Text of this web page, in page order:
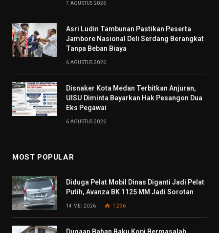
7 AGUSTUS 2026
Asri Ludin Tambunan Pastikan Peserta
Jambore Nasional Deli Serdang Berangkat
Tanpa Beban Biaya
6 AGUSTUS 2026
Disnaker Kota Medan Terbitkan Anjuran,
UISU Diminta Bayarkan Hak Pesangon Dua
Eks Pegawai
6 AGUSTUS 2026
MOST POPULAR
Diduga Pelat Mobil Dinas Diganti Jadi Pelat
Putih, Avanza BK 1125 MM Jadi Sorotan
14 MEI 2026 1,236